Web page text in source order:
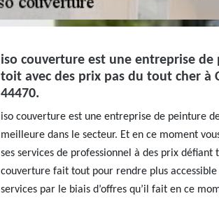
iso couverture est une entreprise de
toit avec des prix pas du tout cher à
44470.
iso couverture est une entreprise de peinture
meilleure dans le secteur. Et en ce moment
ses services de professionnel à des prix
couverture fait tout pour rendre plus accessible
services par le biais d’offres qu’il fait en ce